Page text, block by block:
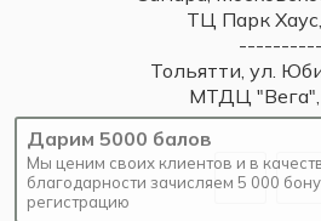
ТЦ Парк
Тольятти, ул.
МТДЦ
Дарим 5000 балов
Мы ценим своих клиентов и в
благодарности зачисляем 5 000
регистрацию